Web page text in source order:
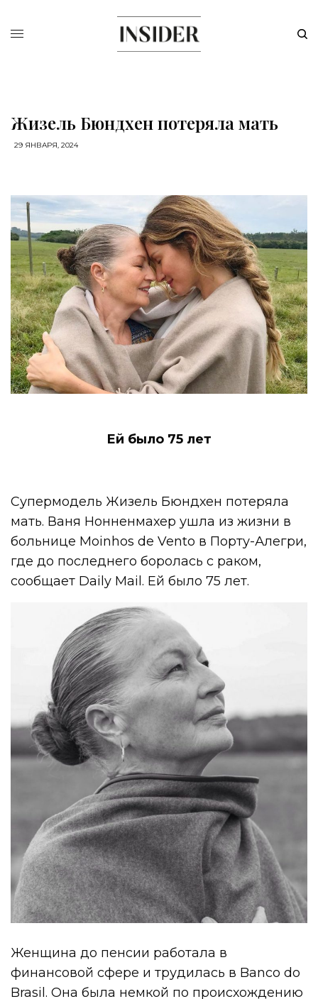
Жизель Бюндхен потеряла мать
29 ЯНВАРЯ, 2024
Ей было 75 лет
Супермодель Жизель Бюндхен потеряла
мать. Ваня Нонненмахер ушла из жизни в
больнице Moinhos de Vento в Порту-Алегри,
где до последнего боролась с раком,
сообщает Daily Mail. Ей было 75 лет.
Женщина до пенсии работала в
финансовой сфере и трудилась в Banco do
Brasil. Она была немкой по происхождению